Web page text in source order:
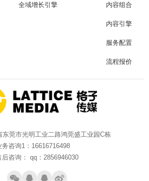
全域增长引擎 内容组合
内容引擎
服务配置
流程报价
东莞市光明工业二路鸿莞盛工业园C栋
务咨询1：16616716498
后咨询： qq：2856946030